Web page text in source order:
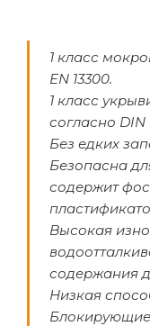
1 класс
EN 13300.
1 класс
согласно DIN
Без едких
Безопасна
содержит
Высокая
содержания
Низкая